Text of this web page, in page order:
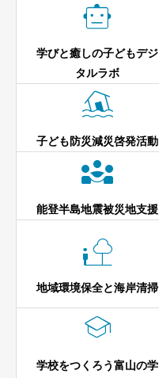

学びと癒しの子どもデジ
タルラボ

子ども防災減災啓発活動

能登半島地震被災地支援

地域環境保全と海岸清掃

学校をつくろう富山の学